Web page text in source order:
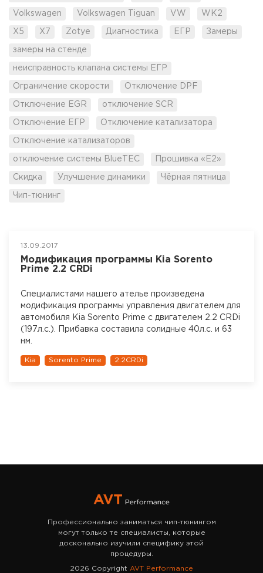
Volkswagen Volkswagen Tiguan VW WK2
X5 X7 Zotye Диагностика ЕГР Замеры
замеры на стенде
неисправность клапана системы ЕГР
Ограничение скорости Отключение DPF
Отключение EGR отключение SCR
Отключение ЕГР Отключение катализатора
Отключение катализаторов
отключение системы BlueTEC Прошивка «Е2»
Скидка Улучшение динамики Чёрная пятница
Чип-тюнинг
13.09.2017
Модификация программы Kia Sorento
Prime 2.2 CRDi
Специалистами нашего ателье произведена
модификация программы управления двигателем для
автомобиля Kia Sorento Prime с двигателем 2.2 CRDi
(197л.с.). Прибавка составила солидные 40л.с. и 63
нм.
Kia Sorento Prime 2.2CRDi
Профессионально заниматься чип-тюнингом
могут только те специалисты, которые
досконально изучили специфику этой
процедуры.
2026 Copyright AVT Performance